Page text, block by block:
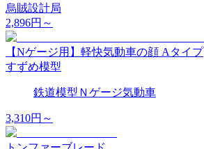
烏賊設計局
2,896円～
【Nゲージ用】軽快気動車の顔 Aタイプ
すずめ模型
鉄道模型 Ｎゲージ気動車
3,310円～